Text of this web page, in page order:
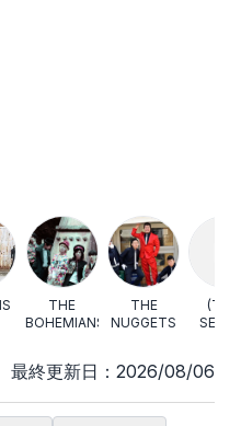
選択しない
THE
BOHEMIANS
THE
NUGGETS
(The)
最終更新日：2026/08/06